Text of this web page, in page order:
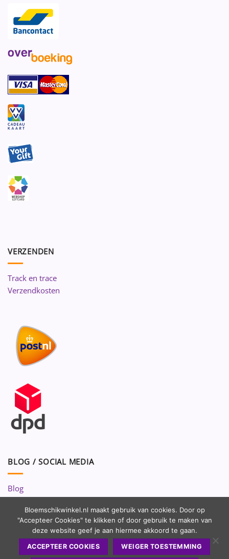
VERZENDEN
Track en trace
Verzendkosten
BLOG / SOCIAL MEDIA
Blog
Volg ons op:
Bloemschikwinkel.nl maakt gebruik van cookies. Door op
"Accepteer Cookies" te klikken of door gebruik te maken van
deze website geef je aan hiermee akkoord te gaan.
ACCEPTEER COOKIES WEIGER TOESTEMMING